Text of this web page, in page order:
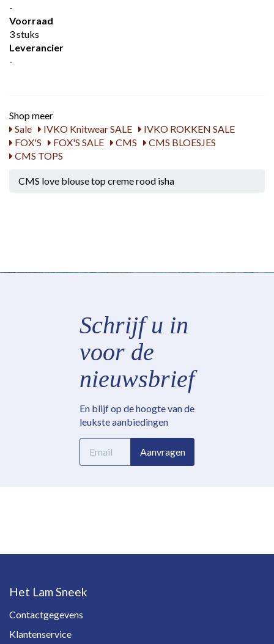
-
Voorraad
3 stuks
Leverancier
-
Shop meer
Sale
IVKO Knitwear SALE
IVKO ROKKEN SALE
FOX'S
FOX'S SALE CMS
CMS BLOESJES
CMS TOPS
CMS love blouse top creme rood isha
Schrijf u in
voor de
nieuwsbrief
En blijf op de hoogte van de
leukste aanbiedingen
E-
mailadres
Aanvragen
Het Lam Sneek
Contactgegevens
Klantenservice